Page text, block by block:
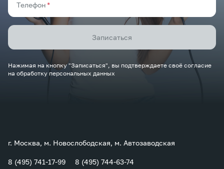
Телефон *
Записаться
Нажимая на кнопку "Записаться", вы подтверждаете своё согласие
на обработку персональных данных
г. Москва, м. Новослободская, м. Автозаводская
8 (495) 741-17-99 8 (495) 744-63-74